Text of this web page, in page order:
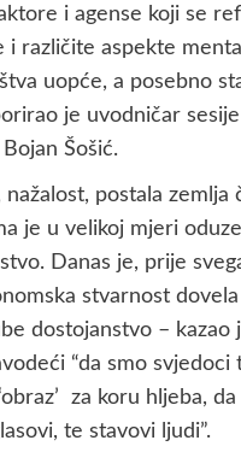
i agense koji se
i različite aspekte
uopće, a posebno
je uvodničar
Šošić.
nažalost, postala zemlja
je u velikoj mjeri
Danas je, prije
stvarnost
dostojanstvo – kazao
“da smo svjedoci
za koru hljeba,
te stavovi ljudi”.